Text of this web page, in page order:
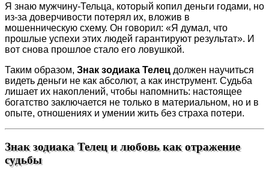
Я знаю мужчину-Тельца, который копил деньги годами, но
из-за доверчивости потерял их, вложив в
мошенническую схему. Он говорил: «Я думал, что
прошлые успехи этих людей гарантируют результат». И
вот снова прошлое стало его ловушкой.
Таким образом, Знак зодиака Телец должен научиться
видеть деньги не как абсолют, а как инструмент. Судьба
лишает их накоплений, чтобы напомнить: настоящее
богатство заключается не только в материальном, но и в
опыте, отношениях и умении жить без страха потери.
Знак зодиака Телец и любовь как отражение
судьбы